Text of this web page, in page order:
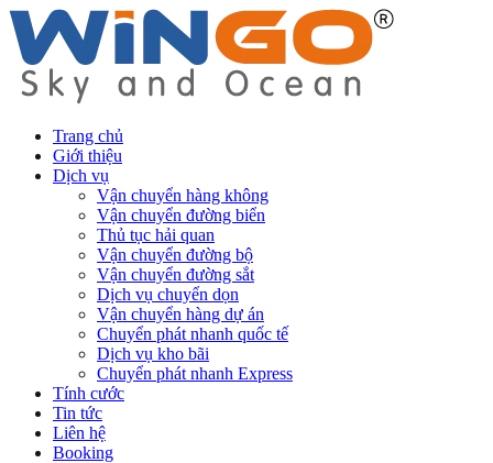
Trang chủ
Giới thiệu
Dịch vụ
Vận chuyển hàng không
Vận chuyển đường biển
Thủ tục hải quan
Vận chuyển đường bộ
Vận chuyển đường sắt
Dịch vụ chuyển dọn
Vận chuyển hàng dự án
Chuyển phát nhanh quốc tế
Dịch vụ kho bãi
Chuyển phát nhanh Express
Tính cước
Tin tức
Liên hệ
Booking